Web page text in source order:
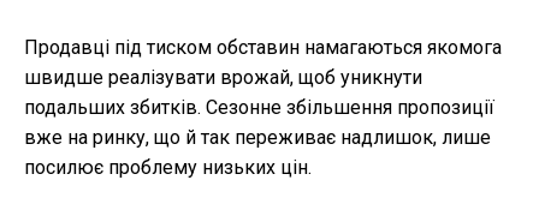
Продавці під тиском обставин намагаються якомога
швидше реалізувати врожай, щоб уникнути
подальших збитків. Сезонне збільшення пропозиції
вже на ринку, що й так переживає надлишок, лише
посилює проблему низьких цін.